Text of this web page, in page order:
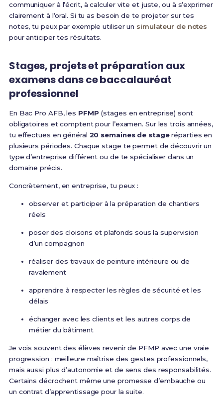
communiquer à l’écrit, à calculer vite et juste, ou à s’exprimer
clairement à l’oral. Si tu as besoin de te projeter sur tes
notes, tu peux par exemple utiliser un simulateur de notes
pour anticiper tes résultats.
Stages, projets et préparation aux
examens dans ce baccalauréat
professionnel
En Bac Pro AFB, les PFMP (stages en entreprise) sont
obligatoires et comptent pour l’examen. Sur les trois années,
tu effectues en général 20 semaines de stageréparties en
plusieurs périodes. Chaque stage te permet de découvrir un
type d’entreprise différent ou de te spécialiser dans un
domaine précis.
Concrètement, en entreprise, tu peux :
observer et participer à la préparation de chantiers
réels
poser des cloisons et plafonds sous la supervision
d’un compagnon
réaliser des travaux de peinture intérieure ou de
ravalement
apprendre à respecter les règles de sécurité et les
délais
échanger avec les clients et les autres corps de
métier du bâtiment
Je vois souvent des élèves revenir de PFMP avec une vraie
progression : meilleure maîtrise des gestes professionnels,
mais aussi plus d’autonomie et de sens des responsabilités.
Certains décrochent même une promesse d’embauche ou
un contrat d’apprentissage pour la suite.